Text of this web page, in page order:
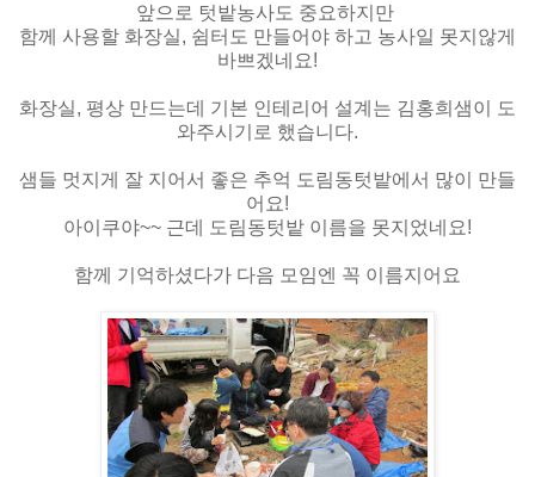
앞으로 텃밭농사도 중요하지만
함께 사용할 화장실, 쉼터도 만들어야 하고 농사일 못지않게
바쁘겠네요!
화장실, 평상 만드는데 기본 인테리어 설계는 김홍희샘이 도
와주시기로 했습니다.
샘들 멋지게 잘 지어서 좋은 추억 도림동텃밭에서 많이 만들
어요!
아이쿠야~~ 근데 도림동텃밭 이름을 못지었네요!
함께 기억하셨다가 다음 모임엔 꼭 이름지어요